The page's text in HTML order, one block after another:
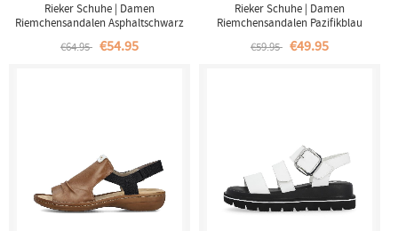
Rieker Schuhe | Damen
Riemchensandalen Asphaltschwarz
€64.95 €54.95
Rieker Schuhe | Damen
Riemchensandalen Pazifikblau
€59.95 €49.95